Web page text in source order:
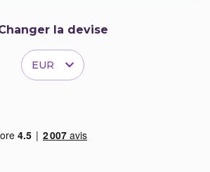
la devise
EUR